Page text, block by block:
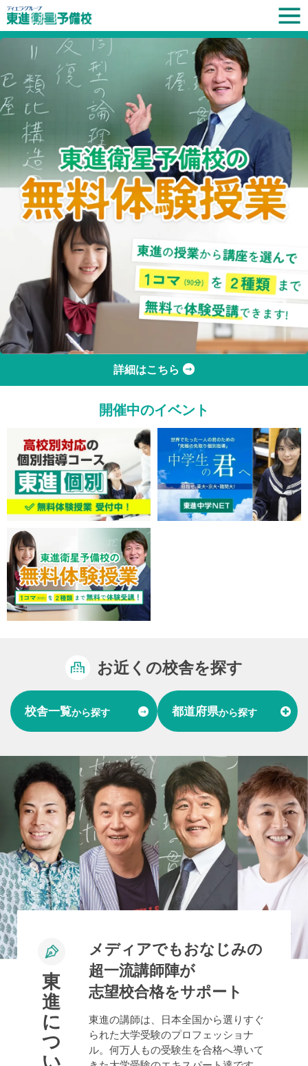
詳細はこちら
開催中のイベント
お近くの校舎を探す
校舎一覧から探す 都道府県から探す
東海 愛知県 岐阜県
関西 大阪府 兵庫県
中国 山口県
九州 福岡県 熊本県 長崎県
東
進
に
つ
い
メディアでもおなじみの
超一流講師陣が
志望校合格をサポート
東進の講師は、日本全国から選りすぐ
られた大学受験のプロフェッショナ
ル。何万人もの受験生を合格へ導いて